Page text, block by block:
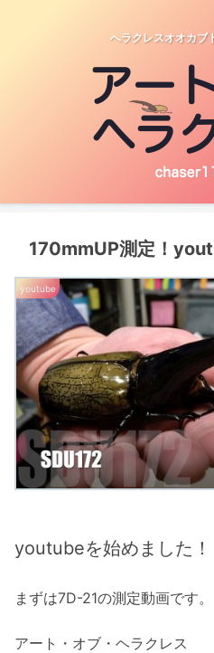
へラクレスオオカブ
170mmUP測定！
youtube
youtubeを始めました！
まずは7D-21の測定動画です。
アート・オブ・ヘラクレス